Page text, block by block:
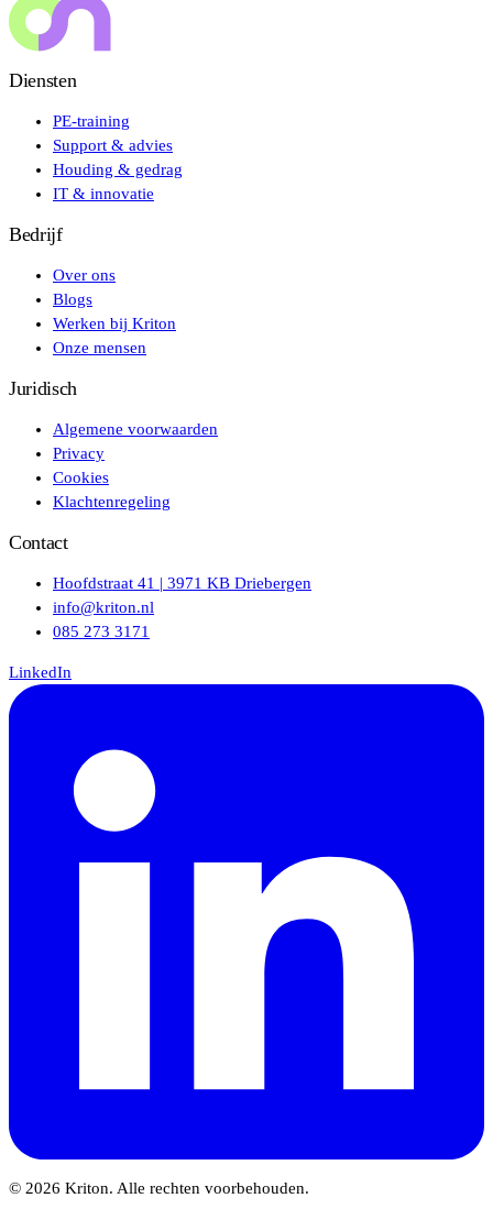
Diensten
PE-training
Support & advies
Houding & gedrag
IT & innovatie
Bedrijf
Over ons
Blogs
Werken bij Kriton
Onze mensen
Juridisch
Algemene voorwaarden
Privacy
Cookies
Klachtenregeling
Contact
Hoofdstraat 41 | 3971 KB Driebergen
info@kriton.nl
085 273 3171
LinkedIn
© 2026 Kriton. Alle rechten voorbehouden.